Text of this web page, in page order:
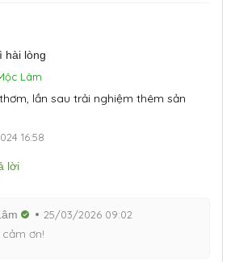
hài lòng
Lâm
lần sau trải nghiệm thêm sản
16:58
lời
25/03/2026 09:02
ơn!